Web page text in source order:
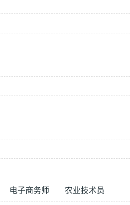
电子商务师 农业技术员